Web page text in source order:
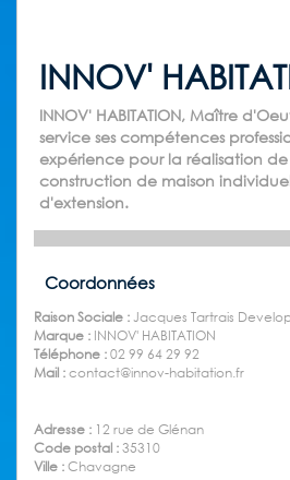
INNOV'
INNOV' HABITATION, Maître
service ses compétences
expérience pour la réalisation
construction de maison
d'extension.
Coordonnées
Raison Sociale :Jacques Tartrais
Marque : INNOV' HABITATION
Téléphone :02 99 64 29 92
Mail :contact@innov-habitation.fr
Adresse : 12 rue de Glénan
Code postal :35310
Ville :Chavagne